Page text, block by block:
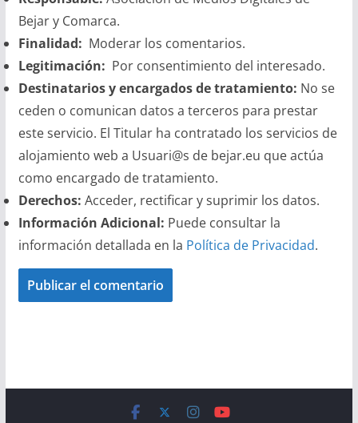
Bejar y Comarca.
Finalidad: Moderar los comentarios.
Legitimación: Por consentimiento del interesado.
Destinatarios y encargados de tratamiento: No se
ceden o comunican datos a terceros para prestar
este servicio. El Titular ha contratado los servicios de
alojamiento web a Usuari@s de bejar.eu que actúa
como encargado de tratamiento.
Derechos: Acceder, rectificar y suprimir los datos.
Información Adicional: Puede consultar la
información detallada en la Política de Privacidad.